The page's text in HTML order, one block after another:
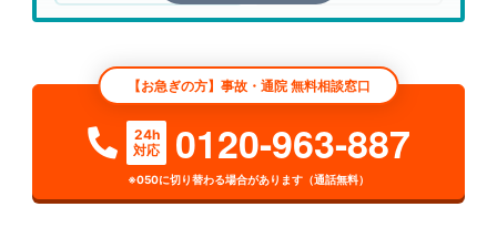
検索する
詳細条件で絞り込む
その他の検索方法
【お急ぎの方】事故・通院 無料相談窓口
24h
対応
0120-963-887
※050に切り替わる場合があります（通話無料）